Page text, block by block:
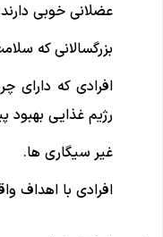
عضلانی خوبی
بزرگسالانی که
افرادی که
رژیم غذایی بهبود
غیر سیگاری ها.
افرادی با اهداف